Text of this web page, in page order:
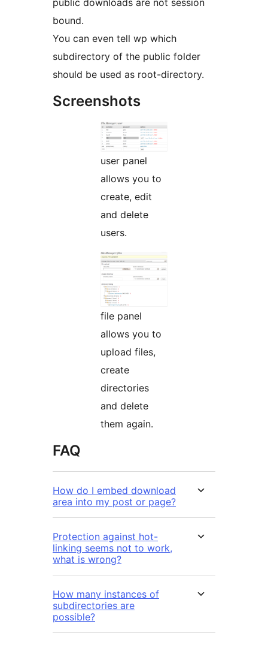
public downloads are not session
bound.
You can even tell wp which
subdirectory of the public folder
should be used as root-directory.
Screenshots
user panel
allows you to
create, edit
and delete
users.
file panel
allows you to
upload files,
create
directories
and delete
them again.
FAQ
How do I embed download
area into my post or page?
Protection against hot-
linking seems not to work,
what is wrong?
How many instances of
subdirectories are
possible?